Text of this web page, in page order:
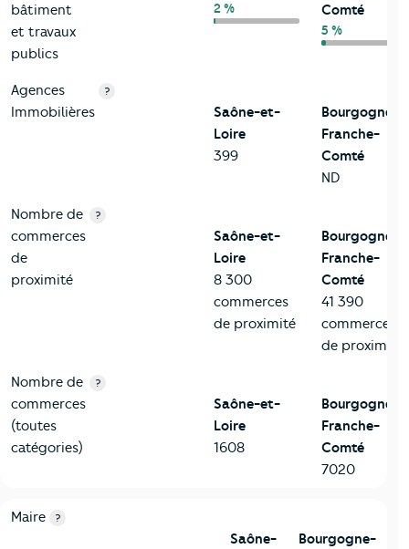
bâtiment
et travaux
publics
2 %
Comté
5 %
Agences
Immobilières
?
Saône-et-
Loire
399
Bourgogne-
Franche-
Comté
ND
Nombre de
commerces
de
proximité
?
Saône-et-
Loire
8 300
commerces
de proximité
Bourgogne-
Franche-
Comté
41 390
commerces
de proximité
Nombre de
commerces
(toutes
catégories)
?
Saône-et-
Loire
1608
Bourgogne-
Franche-
Comté
7020
6-Politique
Critères
Maire ?
Saône-
Bourgogne-